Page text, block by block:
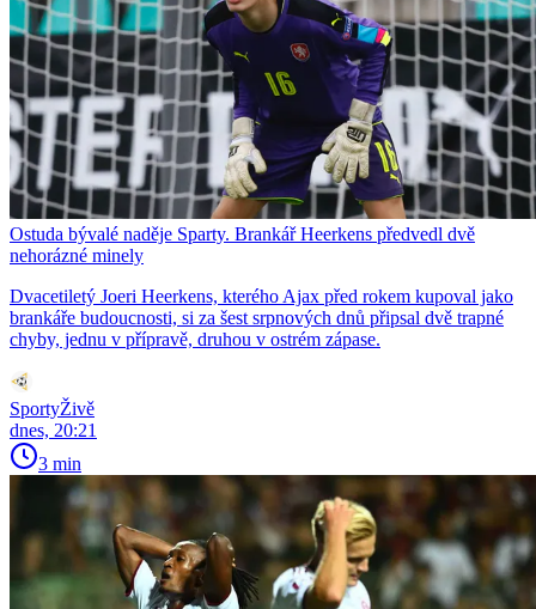
Ostuda bývalé naděje Sparty. Brankář Heerkens předvedl dvě
nehorázné minely
Dvacetiletý Joeri Heerkens, kterého Ajax před rokem kupoval jako
brankáře budoucnosti, si za šest srpnových dnů připsal dvě trapné
chyby, jednu v přípravě, druhou v ostrém zápase.
SportyŽivě
dnes, 20:21
3 min